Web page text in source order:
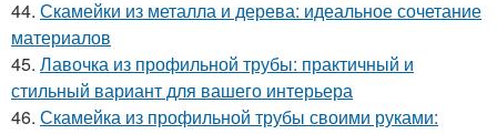
44. Скамейки из металла и дерева: идеальное сочетание
материалов
45. Лавочка из профильной трубы: практичный и
стильный вариант для вашего интерьера
46. Скамейка из профильной трубы своими руками: